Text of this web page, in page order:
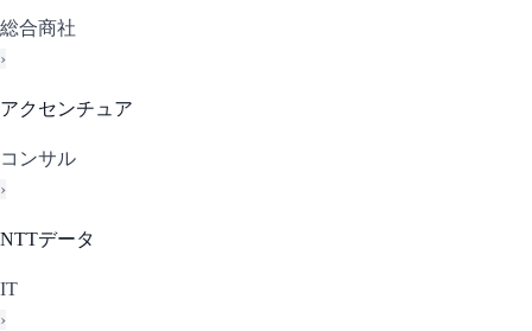
総合商社
›
アクセンチュア
コンサル
›
NTTデータ
IT
›